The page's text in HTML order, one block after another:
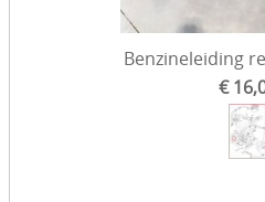
Benzineleiding
€